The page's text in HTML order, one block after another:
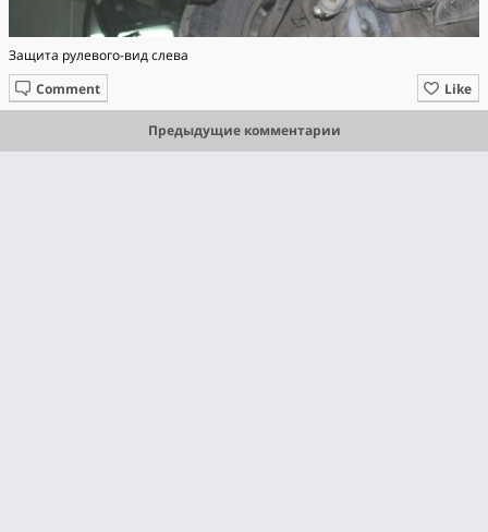
Защита рулевого-вид слева
Like
Comment
Предыдущие комментарии